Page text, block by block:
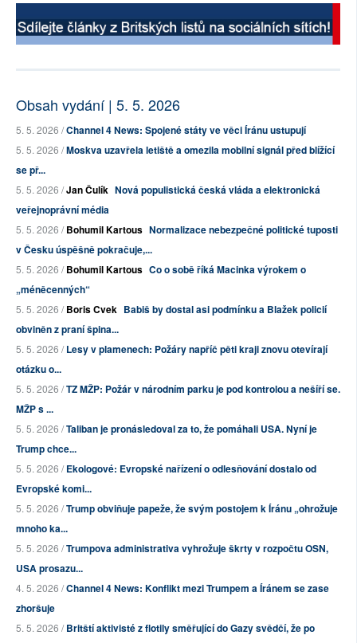
Obsah vydání | 5. 5. 2026
5. 5. 2026 /Channel 4 News: Spojené státy ve věci Íránu ustupují
5. 5. 2026 /Moskva uzavřela letiště a omezila mobilní signál před blížící
se př...
5. 5. 2026 /Jan Čulík Nová populistická česká vláda a elektronická
veřejnoprávní média
5. 5. 2026 /Bohumil Kartous Normalizace nebezpečné politické tuposti
v Česku úspěšně pokračuje,...
5. 5. 2026 /Bohumil Kartous Co o sobě říká Macinka výrokem o
„méněcenných“
5. 5. 2026 /Boris Cvek Babiš by dostal asi podmínku a Blažek policií
obviněn z praní špina...
5. 5. 2026 /Lesy v plamenech: Požáry napříč pěti kraji znovu otevírají
otázku o...
5. 5. 2026 /TZ MŽP: Požár v národním parku je pod kontrolou a nešíří se.
MŽP s ...
5. 5. 2026 /Taliban je pronásledoval za to, že pomáhali USA. Nyní je
Trump chce...
5. 5. 2026 /Ekologové: Evropské nařízení o odlesňování dostalo od
Evropské komi...
5. 5. 2026 /Trump obviňuje papeže, že svým postojem k Íránu „ohrožuje
mnoho ka...
5. 5. 2026 /Trumpova administrativa vyhrožuje škrty v rozpočtu OSN,
USA prosazu...
4. 5. 2026 /Channel 4 News: Konflikt mezi Trumpem a Íránem se zase
zhoršuje
5. 5. 2026 /Britští aktivisté z flotily směřující do Gazy svědčí, že po